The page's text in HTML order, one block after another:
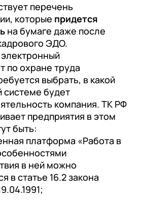
перечень
которые придется
на бумаге даже после
ЭДО.
по охране труда
выбрать, в какой
будет
компания. ТК РФ
предприятия в этом
быть:
платформа «Работа в
в ней можно
в статье 16.2 закона